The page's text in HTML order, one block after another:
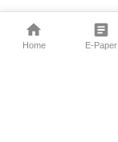
Home E-Paper